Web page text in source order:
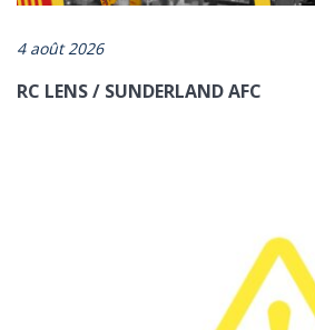
4 août 2026
RC LENS / SUNDERLAND AFC